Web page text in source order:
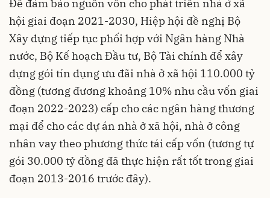
Để đảm bảo nguồn vốn cho phát triển nhà ở xã
hội giai đoạn 2021-2030, Hiệp hội đề nghị Bộ
Xây dựng tiếp tục phối hợp với Ngân hàng Nhà
nước, Bộ Kế hoạch Đầu tư, Bộ Tài chính để xây
dựng gói tín dụng ưu đãi nhà ở xã hội 110.000 tỷ
đồng (tương đương khoảng 10% nhu cầu vốn giai
đoạn 2022-2023) cấp cho các ngân hàng thương
mại để cho các dự án nhà ở xã hội, nhà ở công
nhân vay theo phương thức tái cấp vốn (tương tự
gói 30.000 tỷ đồng đã thực hiện rất tốt trong giai
đoạn 2013-2016 trước đây).